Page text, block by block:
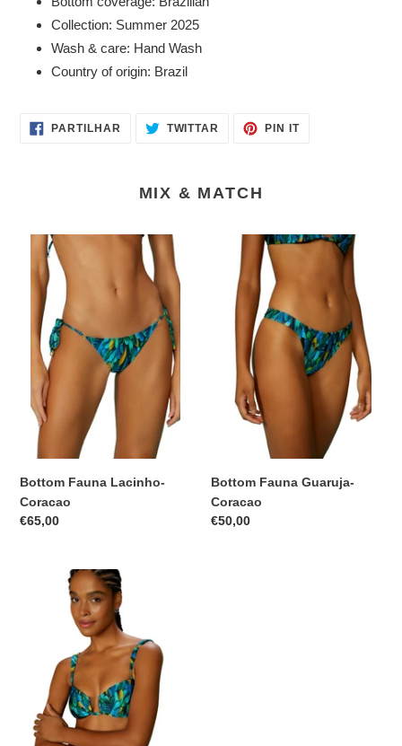
Collection: Summer 2025
Wash & care: Hand Wash
Country of origin: Brazil
PARTILHAR PARTILHETWITTAR TWITTARPIN ITADICIONE
MIX & MATCH
Bottom
Fauna
Lacinho-
Coracao
Bottom Fauna Lacinho-
Coracao
Preço
€65,00
Bottom
Fauna
Guaruja-
Coracao
Bottom Fauna Guaruja-
Coracao
Preço
€50,00